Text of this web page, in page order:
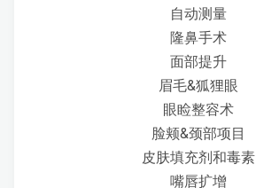
自动测量
隆鼻手术
面部提升
眉毛&狐狸眼
眼睑整容术
脸颊&颈部项目
皮肤填充剂和毒素
嘴唇扩增